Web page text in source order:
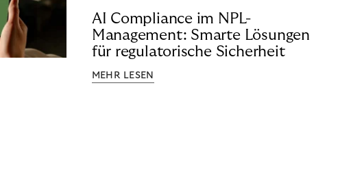
AI Compliance im NPL-
Management: Smarte Lösungen
für regulatorische Sicherheit
MEHR LESEN